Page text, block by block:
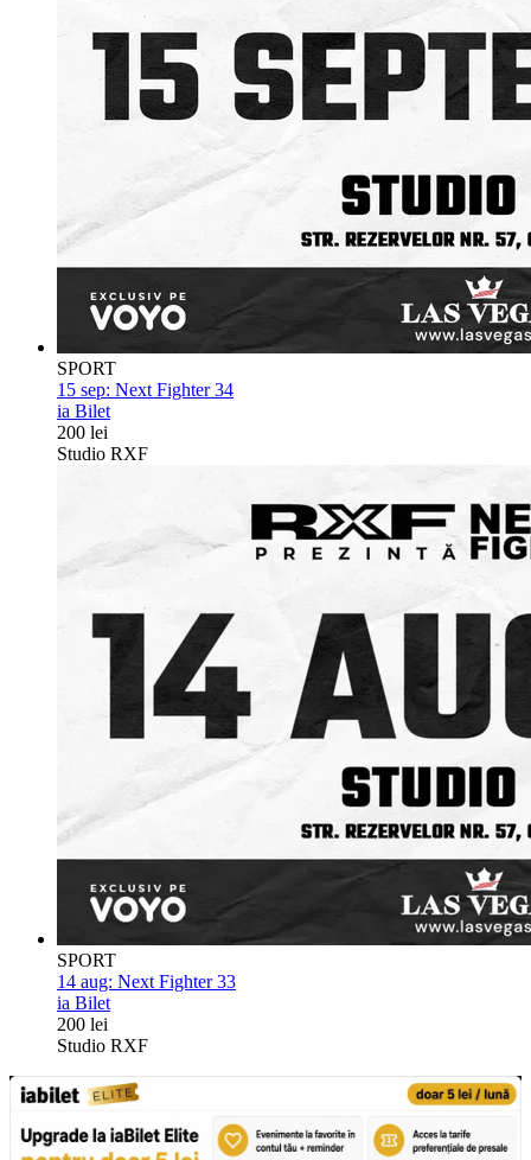
SPORT
15 sep: Next Fighter 34
ia Bilet
200 lei
Studio RXF
SPORT
14 aug: Next Fighter 33
ia Bilet
200 lei
Studio RXF